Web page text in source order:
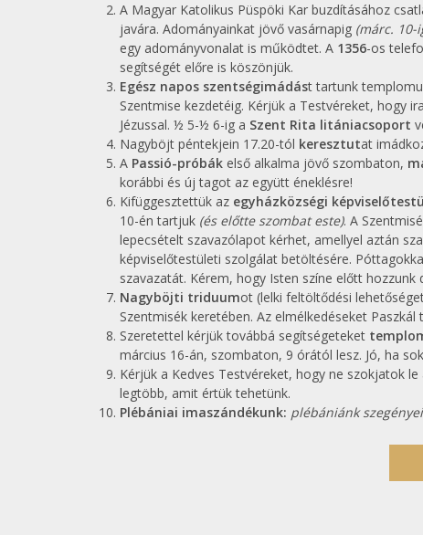
A Magyar Katolikus Püspöki Kar buzdításához
javára. Adományainkat jövő vasárnapig (márc. 10-
egy adományvonalat is működtet. A 1356-os
segítségét előre is köszönjük.
Egész napos szentségimádást tartunk
Szentmise kezdetéig. Kérjük a Testvéreket, hogy
Jézussal. ½ 5-½ 6-ig a Szent Rita litániacsoport
Nagyböjt péntekjein 17.20-tól keresztutat
A Passió-próbák első alkalma jövő szombaton,
korábbi és új tagot az együtt éneklésre!
Kifüggesztettük az egyházközségi
10-én tartjuk (és előtte szombat este). A
lepecsételt szavazólapot kérhet, amellyel aztán
képviselőtestületi szolgálat betöltésére.
szavazatát. Kérem, hogy Isten színe előtt hozzunk
Nagyböjti triduumot (lelki feltöltődési
Szentmisék keretében. Az elmélkedéseket Paszkál
Szeretettel kérjük továbbá segítségeteket
március 16-án, szombaton, 9 órától lesz. Jó, ha
Kérjük a Kedves Testvéreket, hogy ne szokjatok le
legtöbb, amit értük tehetünk.
Plébániai imaszándékunk: plébániánk